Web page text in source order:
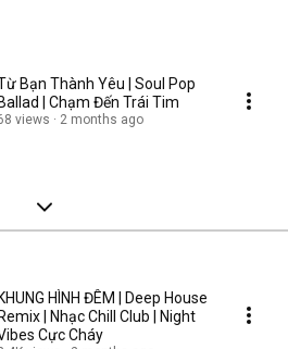
Bạn Thành Yêu | Soul Pop
Ballad | Chạm Đến Trái Tim
views 2 months ago
KHUNG HÌNH ĐÊM | Deep House
Remix | Nhạc Chill Club | Night
Cực Cháy